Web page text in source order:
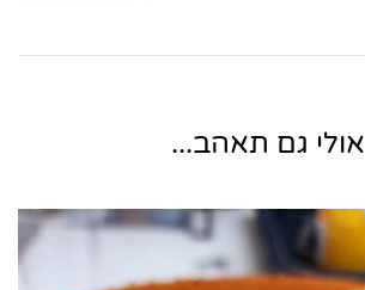
אולי גם תאהב...